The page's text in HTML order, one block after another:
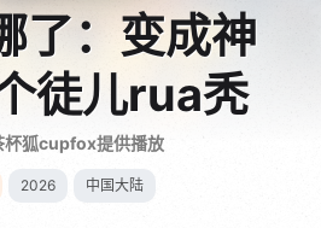
了：变成神
徒儿rua秃
杯狐cupfox提供播放
2026 中国大陆